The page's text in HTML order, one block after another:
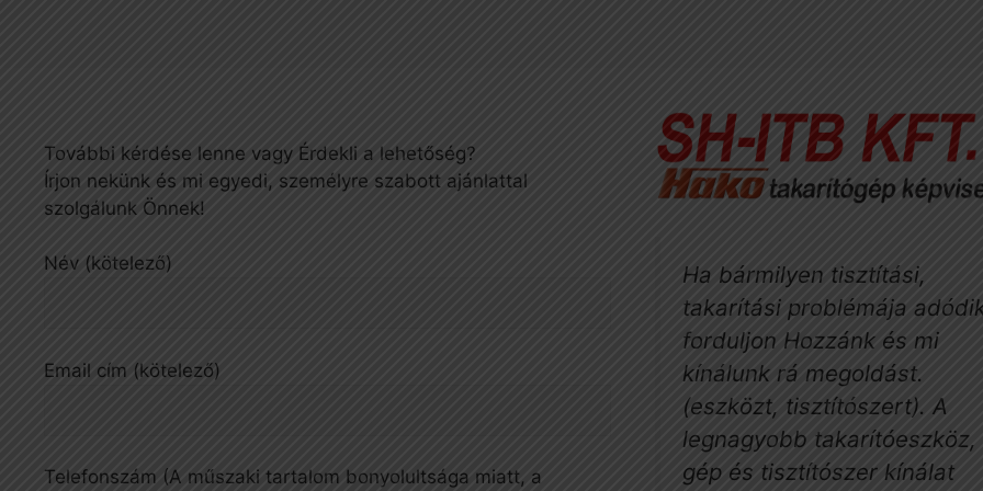
További kérdése lenne vagy Érdekli a lehetőség?
Írjon nekünk és mi egyedi, személyre szabott ajánlattal
szolgálunk Önnek!
Név (kötelező)
Email cím (kötelező)
Telefonszám (A műszaki tartalom bonyolultsága miatt, a
Ha bármilyen tisztítási,
takarítási problémája
forduljon Hozzánk és mi
kínálunk rá megoldást.
(eszközt, tisztítószert). A
legnagyobb takarítóeszköz,
gép és tisztítószer kínálat